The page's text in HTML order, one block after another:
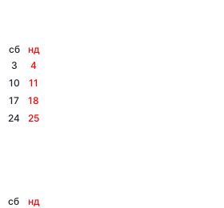
сб
нд
3
4
10
11
17
18
24
25
сб
нд